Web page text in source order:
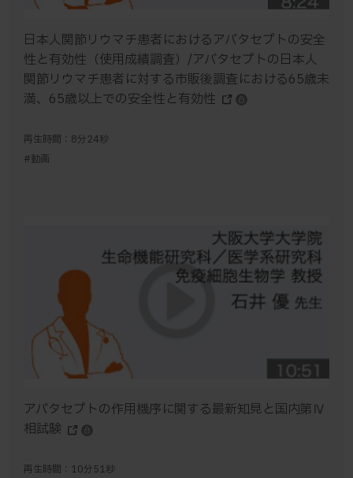
日本人関節リウマチ患者におけるアバタセプトの安全
性と有効性（使用成績調査）/アバタセプトの日本人
関節リウマチ患者に対する市販後調査における65歳未
満、65歳以上での安全性と有効性
再生時間：8分24秒
#動画
アバタセプトの作用機序に関する最新知見と国内第Ⅳ
相試験
再生時間：10分51秒